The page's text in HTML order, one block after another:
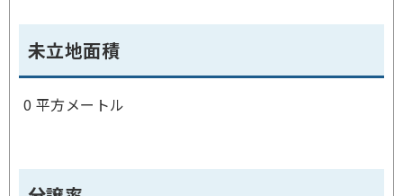
未立地面積
0 平方メートル